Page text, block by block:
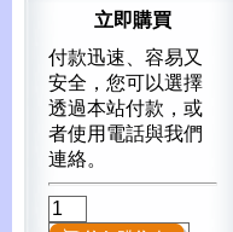
立即購買
付款迅速、容易又
安全，您可以選擇
透過本站付款，或
者使用電話與我們
連絡。